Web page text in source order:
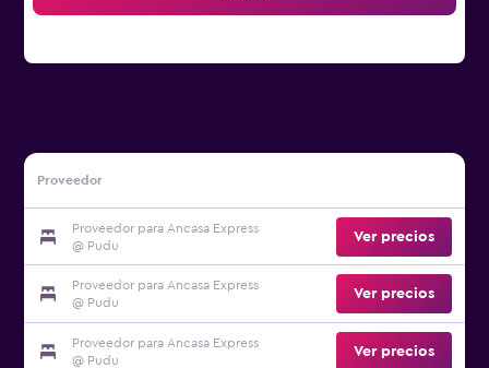
Proveedor
Proveedor para Ancasa Express
@ Pudu
Ver precios
Proveedor para Ancasa Express
@ Pudu
Ver precios
Proveedor para Ancasa Express
@ Pudu
Ver precios